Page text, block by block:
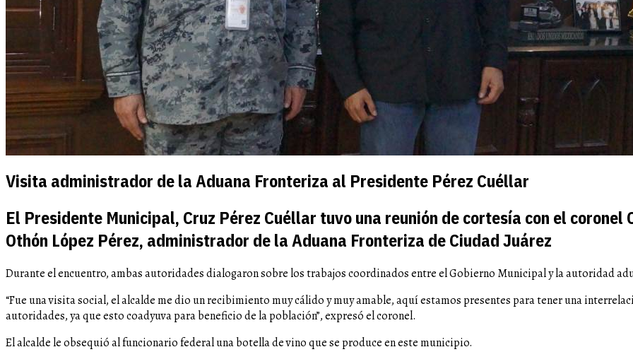
Visita administrador de la Aduana Fronteriza al Presidente Pérez Cuéllar
El Presidente Municipal, Cruz Pérez Cuéllar tuvo una reunión de cortesía con el coronel
Othón López Pérez, administrador de la Aduana Fronteriza de Ciudad Juárez
Durante el encuentro, ambas autoridades dialogaron sobre los trabajos coordinados entre el Gobierno Municipal y la autoridad
“Fue una visita social, el alcalde me dio un recibimiento muy cálido y muy amable, aquí estamos presentes para tener una
autoridades, ya que esto coadyuva para beneficio de la población”, expresó el coronel.
El alcalde le obsequió al funcionario federal una botella de vino que se produce en este municipio.